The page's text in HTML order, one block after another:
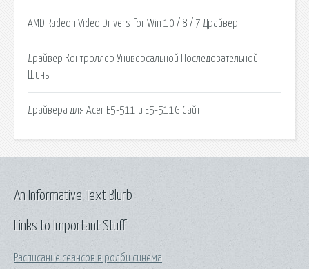
AMD Radeon Video Drivers for Win 10 / 8 / 7 Драйвер.
Драйвер Контроллер Универсальной Последовательной
Шины.
Драйвера для Acer E5-511 и E5-511G Сайт
Links to Important Stuff
Расписание сеансов в ролби синема
An Informative Text Blurb